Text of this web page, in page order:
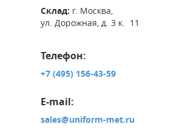
Склад: г. Москва,
ул. Дорожная, д. 3 к. 11
Телефон:
+7 (495) 156-43-59
E-mail:
sales@uniform-met.ru